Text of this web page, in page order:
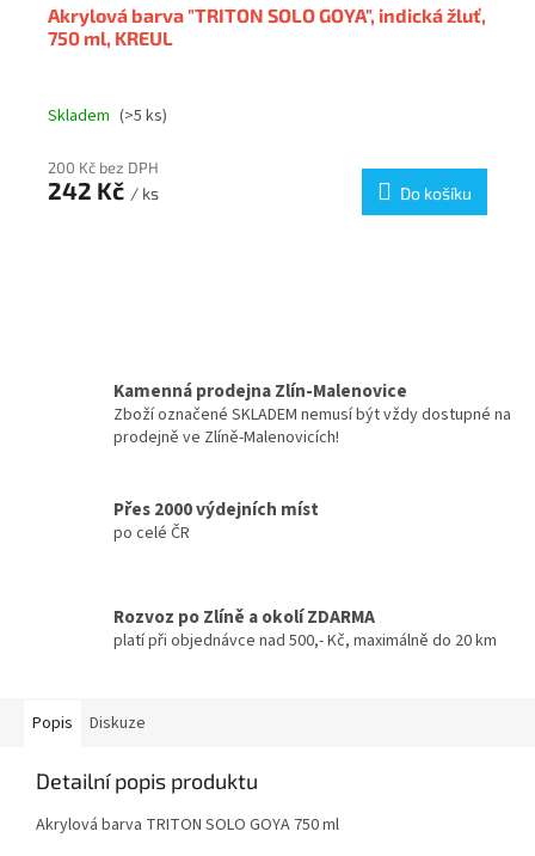
Akrylová barva "TRITON SOLO GOYA", indická žluť,
750 ml, KREUL
Skladem (>5 ks)
200 Kč bez DPH
242 Kč / ks Do košíku
Kamenná prodejna Zlín-Malenovice
Zboží označené SKLADEM nemusí být vždy dostupné na
prodejně ve Zlíně-Malenovicích!
Přes 2000 výdejních míst
po celé ČR
Rozvoz po Zlíně a okolí ZDARMA
platí při objednávce nad 500,- Kč, maximálně do 20 km
Popis Diskuze
Detailní popis produktu
Akrylová barva TRITON SOLO GOYA 750 ml